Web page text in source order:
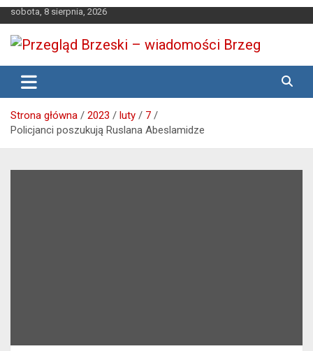
Skip
to
content
sobota, 8 sierpnia, 2026
Przegląd Brzeski – wiadomości
Brzeg
Brzeg24
Strona główna 2023 luty
7
Policjanci poszukują Ruslana Abeslamidze